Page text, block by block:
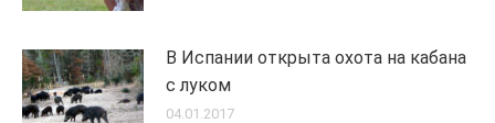
В Испании открыта охота на кабана
с луком
04.01.2017